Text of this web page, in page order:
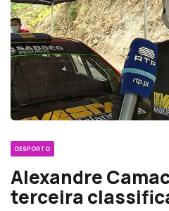
DESPORTO
Alexandre
terceira